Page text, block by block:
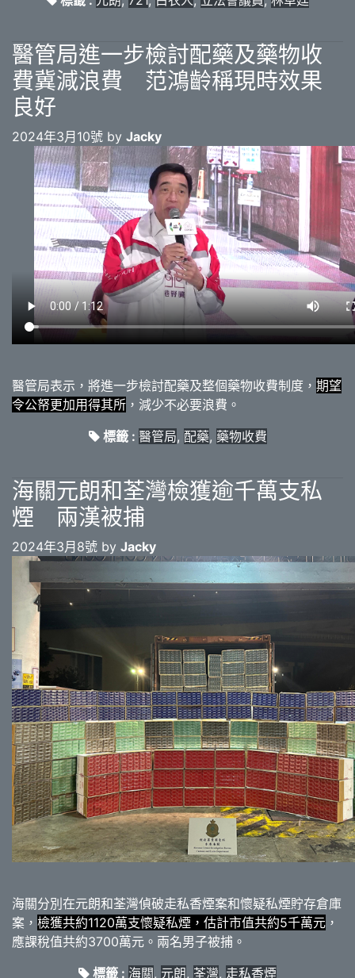
醫管局進一步檢討配藥及藥物收
費冀減浪費 范鴻齡稱現時效果
良好
2024年3月10號 by Jacky
醫管局表示，將進一步檢討配藥及整個藥物收費制度， 期望
令公帑更加用得其所 ，減少不必要浪費。
標籤 : 醫管局, 配藥, 藥物收費
海關元朗和荃灣檢獲逾千萬支私
煙 兩漢被捕
2024年3月8號 by Jacky
海關分別在元朗和荃灣偵破走私香煙案和懷疑私煙貯存倉庫
案， 檢獲共約1120萬支懷疑私煙，估計市值共約5千萬元 ，
應課稅值共約3700萬元。兩名男子被捕。
標籤 : 海關, 元朗, 荃灣, 走私香煙